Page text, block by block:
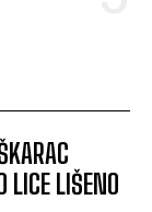
LICE LIŠENO